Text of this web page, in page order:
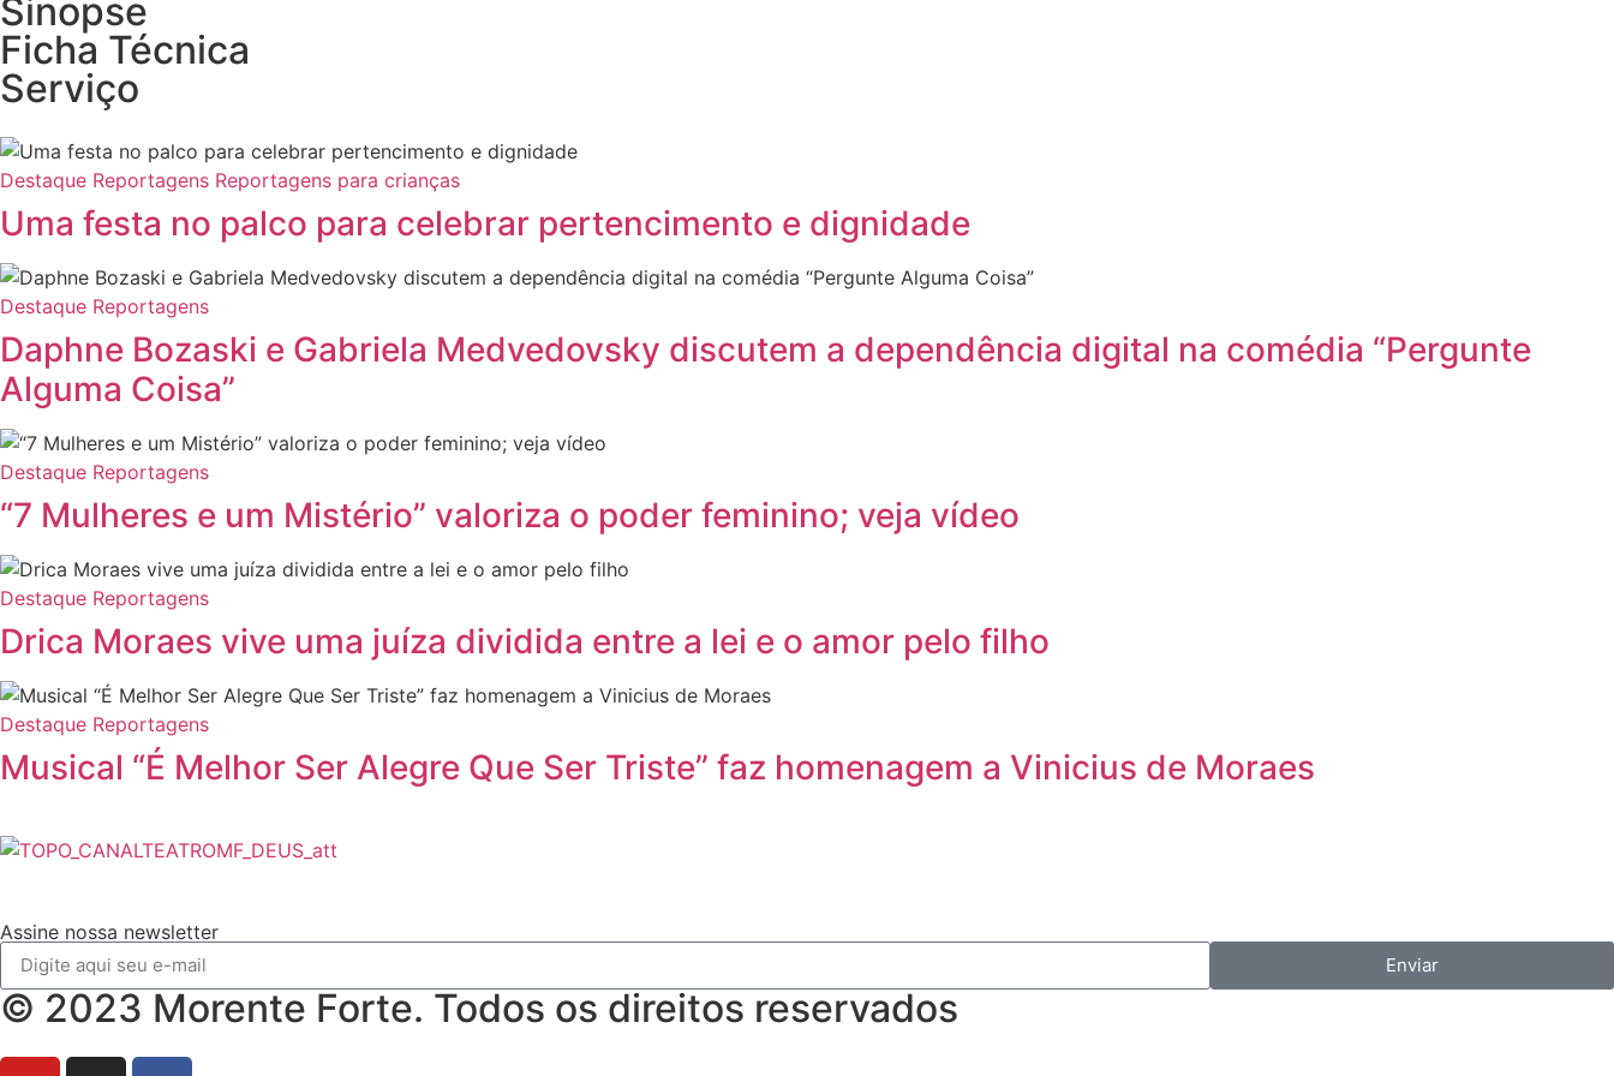
Sinopse
Ficha Técnica
Serviço
Destaque Reportagens Reportagens para crianças
Uma festa no palco para celebrar pertencimento e dignidade
Destaque Reportagens
Daphne Bozaski e Gabriela Medvedovsky discutem a dependência digital na comédia “Pergunte
Alguma Coisa”
Destaque Reportagens
“7 Mulheres e um Mistério” valoriza o poder feminino; veja vídeo
Destaque Reportagens
Drica Moraes vive uma juíza dividida entre a lei e o amor pelo filho
Destaque Reportagens
Musical “É Melhor Ser Alegre Que Ser Triste” faz homenagem a Vinicius de Moraes
Assine nossa newsletter
Enviar
© 2023 Morente Forte. Todos os direitos reservados